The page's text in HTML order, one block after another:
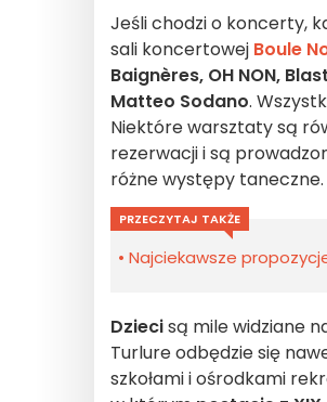
Jeśli chodzi o koncerty,
sali koncertowej Boule
Baignères, OH NON,
Matteo Sodano.
Niektóre warsztaty są
rezerwacji i są
różne występy taneczne.
PRZECZYTAJ TAKŻE
Najciekawsze
Dziecisą mile widziane
Turlure odbędzie się
szkołami i ośrodkami